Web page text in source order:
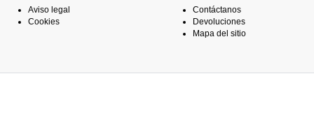
Aviso legal
Cookies
Contáctanos
Devoluciones
Mapa del sitio